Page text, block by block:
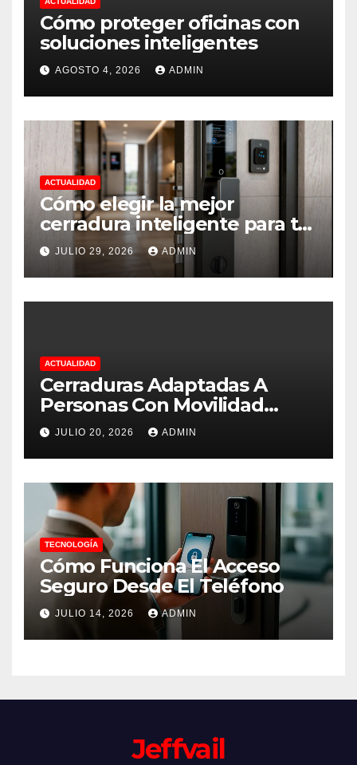
Cómo proteger oficinas con
soluciones inteligentes
AGOSTO 4, 2026 ADMIN
ACTUALIDAD
Cómo elegir la mejor
cerradura inteligente para tu
vivienda.
JULIO 29, 2026 ADMIN
ACTUALIDAD
Cerraduras Adaptadas A
Personas Con Movilidad
Reducida
JULIO 20, 2026 ADMIN
TECNOLOGÍA
Cómo Funciona El Acceso
Seguro Desde El Teléfono
JULIO 14, 2026 ADMIN
Jeffvail